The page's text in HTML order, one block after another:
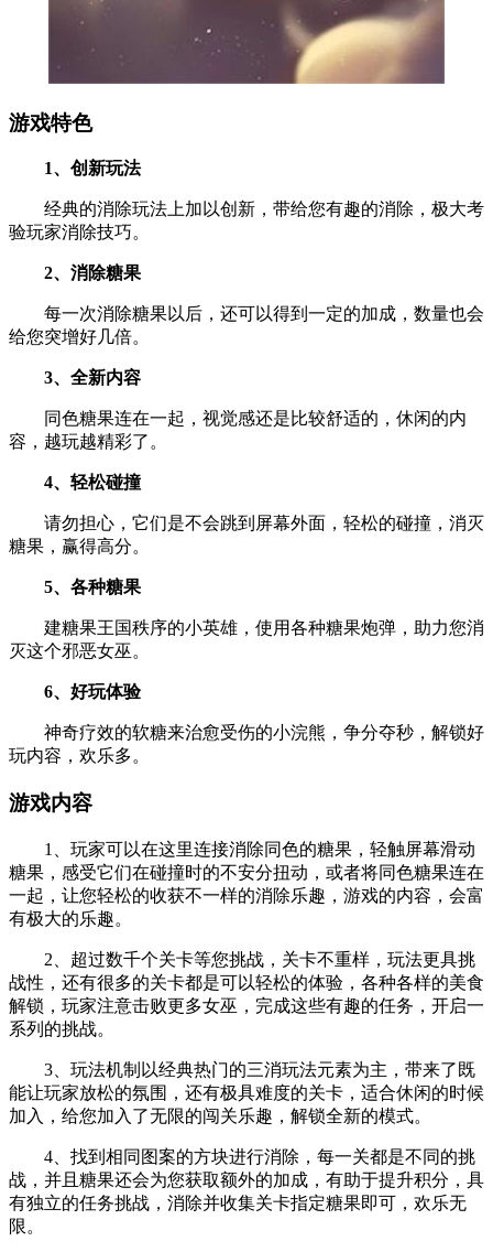
游戏特色
1、创新玩法
经典的消除玩法上加以创新，带给您有趣的消除，极大考
验玩家消除技巧。
2、消除糖果
每一次消除糖果以后，还可以得到一定的加成，数量也会
给您突增好几倍。
3、全新内容
同色糖果连在一起，视觉感还是比较舒适的，休闲的内
容，越玩越精彩了。
4、轻松碰撞
请勿担心，它们是不会跳到屏幕外面，轻松的碰撞，消灭
糖果，赢得高分。
5、各种糖果
建糖果王国秩序的小英雄，使用各种糖果炮弹，助力您消
灭这个邪恶女巫。
6、好玩体验
神奇疗效的软糖来治愈受伤的小浣熊，争分夺秒，解锁好
玩内容，欢乐多。
游戏内容
1、玩家可以在这里连接消除同色的糖果，轻触屏幕滑动
糖果，感受它们在碰撞时的不安分扭动，或者将同色糖果连在
一起，让您轻松的收获不一样的消除乐趣，游戏的内容，会富
有极大的乐趣。
2、超过数千个关卡等您挑战，关卡不重样，玩法更具挑
战性，还有很多的关卡都是可以轻松的体验，各种各样的美食
解锁，玩家注意击败更多女巫，完成这些有趣的任务，开启一
系列的挑战。
3、玩法机制以经典热门的三消玩法元素为主，带来了既
能让玩家放松的氛围，还有极具难度的关卡，适合休闲的时候
加入，给您加入了无限的闯关乐趣，解锁全新的模式。
4、找到相同图案的方块进行消除，每一关都是不同的挑
战，并且糖果还会为您获取额外的加成，有助于提升积分，具
有独立的任务挑战，消除并收集关卡指定糖果即可，欢乐无
限。